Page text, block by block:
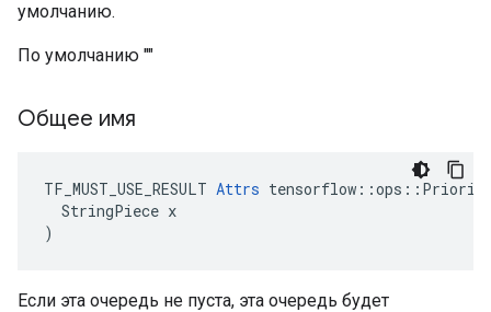
умолчанию.
По умолчанию ""
Общее имя
TF_MUST_USE_RESULT Attrs
  StringPiece x
)
Если эта очередь не пуста, эта очередь будет